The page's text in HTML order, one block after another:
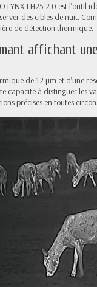
LH25 2.0 est l’outil
des cibles de nuit.
de détection thermique.
affichant
de 12 µm et d’une
capacité à distinguer les
précises en toutes